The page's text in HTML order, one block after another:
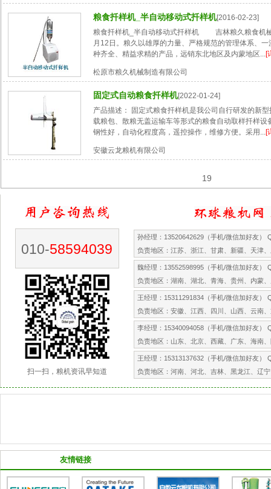
粮食扦样机_半自动移动式扦样机[2016-02-23]
粮食扦样机_半自动移动式扦样机 吉林粮久粮食机
月12日。粮久以雄厚的力量、严格规范的管理体系、
种齐全、精益求精的产品，远销东北地区及内蒙地区...[
松原市粮久机械制造有限公司
固定式自动粮食扦样机[2022-01-24]
产品描述： 固定式粮食扦样机是我公司自行研发的新
载粮包、散粮无盖运输车等形式的粮食自动取样扦样设
钢性好，自动化程度高，遥控操作，维修方便。采用...[
安徽云龙粮机有限公司
19
010-58594039
扫一扫，粮机资讯早知道
孙经理：13520642629（手机/微信加好友）
负责地区：江苏、浙江、甘肃、新疆、天津
魏经理：13552598995（手机/微信加好友）
负责地区：湖南、湖北、青海、贵州、内蒙
王经理：15311291834（手机/微信加好友）
负责地区：安徽、江西、四川、山西、云南
李经理：15340094058（手机/微信加好友）
负责地区：山东、北京、西藏、广东、海南
王经理：15313137632（手机/微信加好友）
负责地区：河南、河北、吉林、黑龙江、辽宁
友情链接